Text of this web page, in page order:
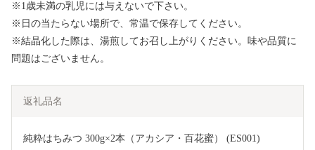
※1歳未満の乳児には与えないで下さい。
※日の当たらない場所で、常温で保存してください。
※結晶化した際は、湯煎してお召し上がりください。味や品質に
問題はございません。
返礼品名
純粋はちみつ 300g×2本（アカシア・百花蜜） (ES001)